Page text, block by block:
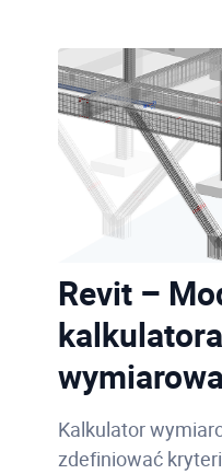
Revit –
kalkulatora
Kalkulator
zdefiniować